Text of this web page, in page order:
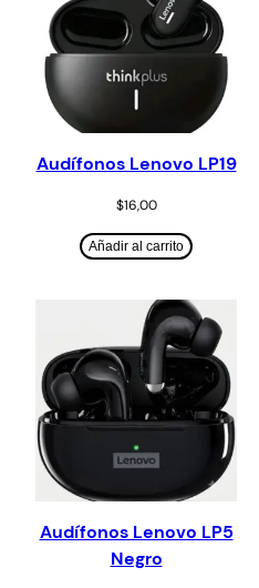
Audífonos Lenovo LP19
$16,00
Añadir al carrito
Audífonos Lenovo LP5
Negro